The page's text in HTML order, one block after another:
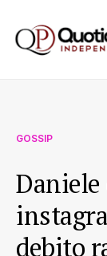
GOSSIP
debito